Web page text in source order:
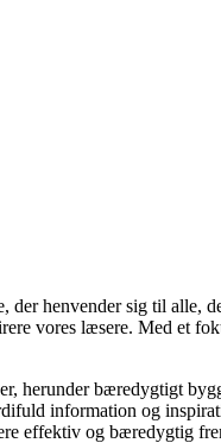
der henvender sig til alle,
vores læsere. Med et
herunder bæredygtigt
information og
effektiv og bæredygtig